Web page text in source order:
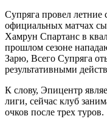
Супряга провел
официальных матчах
Хамрун Спартанс в
прошлом сезоне
Зарю, Всего Супряга
результативными
К слову, Эпицентр
лиги, сейчас клуб
очков после трех туров.